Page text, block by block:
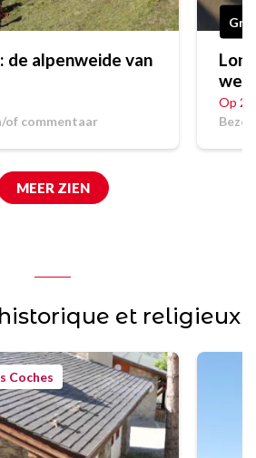
de alpenweide van
of commentaar
Op
MEER ZIEN
et religieux
Coches